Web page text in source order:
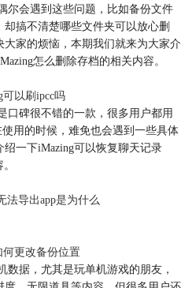
尔会遇到这些问题，比如备份文件
搞不清楚哪些文件夹可以放心删
家的烦恼，本期我们就来为大家介
怎么删除存档的相关内容。
以刷ipcc吗
口碑很不错的一款，很多用户都用
用的时候，难免也会遇到一些具体
一下iMazing可以恢复聊天记录
法导出app是为什么
何更改备份位置
数据，尤其是玩单机游戏的朋友，